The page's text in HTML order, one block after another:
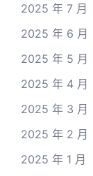
2025 年 7 月
2025 年 6 月
2025 年 5 月
2025 年 4 月
2025 年 3 月
2025 年 2 月
2025 年 1 月